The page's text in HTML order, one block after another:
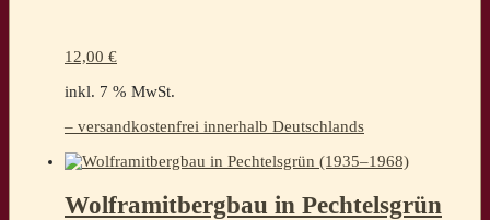
12,00 €
inkl. 7 % MwSt.
– versandkostenfrei innerhalb Deutschlands
Wolframitbergbau in Pechtelsgrün